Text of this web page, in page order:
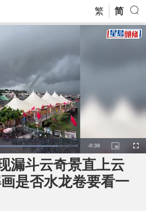
繁 简
L
o
a
d
e
d
:
8
2
R
e
m
-0:36
P
i
c
t
u
-
F
u
漏斗云奇景直上云
是否水龙卷要看一